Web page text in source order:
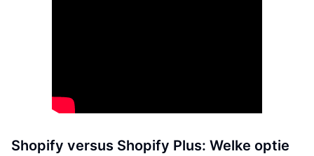
Shopify versus Shopify Plus: Welke optie